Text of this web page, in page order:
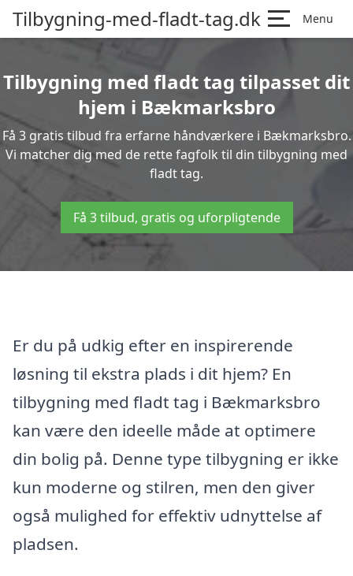
Tilbygning-med-fladt-tag.dk Menu
Tilbygning med fladt tag tilpasset dit
hjem i Bækmarksbro
Få 3 gratis tilbud fra erfarne håndværkere i Bækmarksbro.
Vi matcher dig med de rette fagfolk til din tilbygning med
fladt tag.
Få 3 tilbud, gratis og uforpligtende
Er du på udkig efter en inspirerende
løsning til ekstra plads i dit hjem? En
tilbygning med fladt tag i Bækmarksbro
kan være den ideelle måde at optimere
din bolig på. Denne type tilbygning er ikke
kun moderne og stilren, men den giver
også mulighed for effektiv udnyttelse af
pladsen.